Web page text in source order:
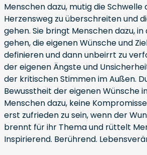
Menschen dazu, mutig die Schwelle
Herzensweg zu überschreiten und
gehen. Sie bringt Menschen dazu, in
gehen, die eigenen Wünsche und
definieren und dann unbeirrt zu
der eigenen Ängste und
der kritischen Stimmen im Außen.
Bewusstheit der eigenen Wünsche
Menschen dazu, keine
erst zufrieden zu sein, wenn der
brennt für ihr Thema und rüttelt
Inspirierend. Berührend.